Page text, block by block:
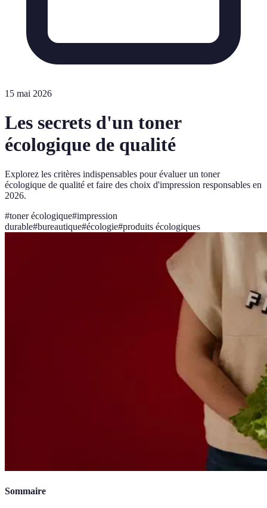
15 mai 2026
Les secrets d'un toner
écologique de qualité
Explorez les critères indispensables pour évaluer un toner
écologique de qualité et faire des choix d'impression responsables en
2026.
#toner écologique#impression
durable#bureautique#écologie#produits écologiques
Sommaire